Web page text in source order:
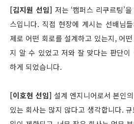
[김지원 선임] 저는 ‘캠퍼스 리쿠르팅’
스입니다. 직접 현장에 계시는 선배님
제로 어떤 회로를 설계하고 있는지, 어
지 알 수 있었고 저와 잘 맞다는 판단이
하게 되었습니다.
[이호현 선임] 설계 엔지니어로서 본인
있는 회사는 많지 않다고 생각합니다.